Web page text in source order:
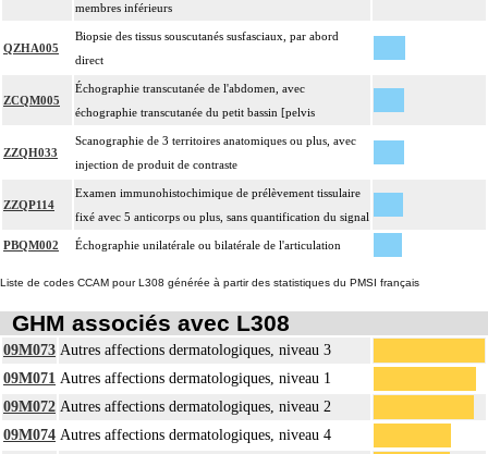
membres inférieurs
QZHA005
Biopsie des tissus souscutanés susfasciaux, par abord
direct
ZCQM005
Échographie transcutanée de l'abdomen, avec
échographie transcutanée du petit bassin [pelvis
ZZQH033
Scanographie de 3 territoires anatomiques ou plus, avec
injection de produit de contraste
ZZQP114
Examen immunohistochimique de prélèvement tissulaire
fixé avec 5 anticorps ou plus, sans quantification du signal
PBQM002 Échographie unilatérale ou bilatérale de l'articulation
Liste de codes CCAM pour L308 générée à partir des statistiques du PMSI français
GHM associés avec L308
09M073 Autres affections dermatologiques, niveau 3
09M071 Autres affections dermatologiques, niveau 1
09M072 Autres affections dermatologiques, niveau 2
09M074 Autres affections dermatologiques, niveau 4